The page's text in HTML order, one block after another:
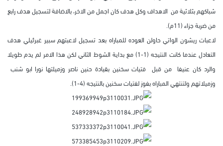
شباكهم بثلاثية من الاهداف وكل هدف كان اجمل من الاخر، بالاضافة لتسجيل هدف رابع
من ضربة جزاء (11م).
لاعبات ريشون الواتي حاولن العوده للمباراه بعد تسجيل لاعبتهم سبير غبرئيلي هدف
التعادل عندما كانت النتيجه (1-1) مع بداية الشوط الثاني لكن هذا الامر لم يدم طويلا
والرد كان عنيفا من قبل فتيات سخنين بقيادة حنين ناصر وزميلتها نورا ابو شنب
وزميلاتهم ولتنتهي المباراه بفوز لفتيات سخنين بالنتيجه (4-1).